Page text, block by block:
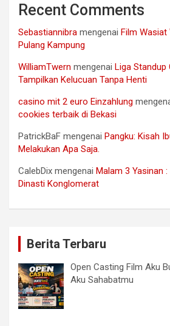
Recent Comments
Sebastiannibra mengenai Film Wasiat
Pulang Kampung
WilliamTwern mengenai Liga Standup
Tampilkan Kelucuan Tanpa Henti
casino mit 2 euro Einzahlung
cookies terbaik di Bekasi
PatrickBaF mengenai Pangku: Kisah
Melakukan Apa Saja.
CalebDix mengenai Malam 3 Yasinan
Dinasti Konglomerat
Berita Terbaru
Open Casting Film Aku
Aku Sahabatmu